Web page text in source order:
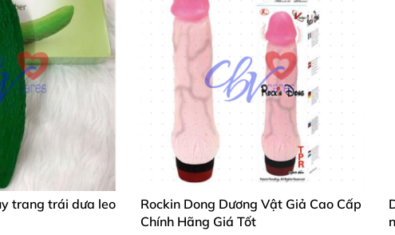
trang trái dưa leo
Rockin Dong Dương Vật Giả Cao Cấp
Chính Hãng Giá Tốt